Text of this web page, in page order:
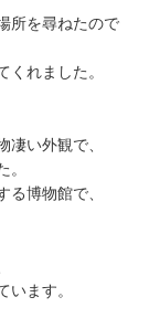
所を尋ねたので
れました。
凄い外観で、
博物館で、
ます。